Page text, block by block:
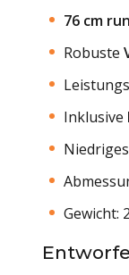
76 cm
Robuste
Inklusive
Gewicht: